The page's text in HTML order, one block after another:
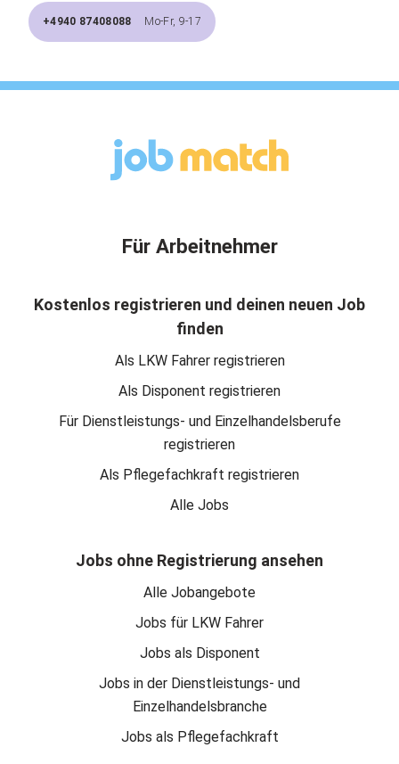
+4940 87408088 Mo-Fr, 9-17
Für Arbeitnehmer
Kostenlos registrieren und deinen neuen Job
finden
Als LKW Fahrer registrieren
Als Disponent registrieren
Für Dienstleistungs- und Einzelhandelsberufe
registrieren
Als Pflegefachkraft registrieren
Alle Jobs
Jobs ohne Registrierung ansehen
Alle Jobangebote
Jobs für LKW Fahrer
Jobs als Disponent
Jobs in der Dienstleistungs- und
Einzelhandelsbranche
Jobs als Pflegefachkraft